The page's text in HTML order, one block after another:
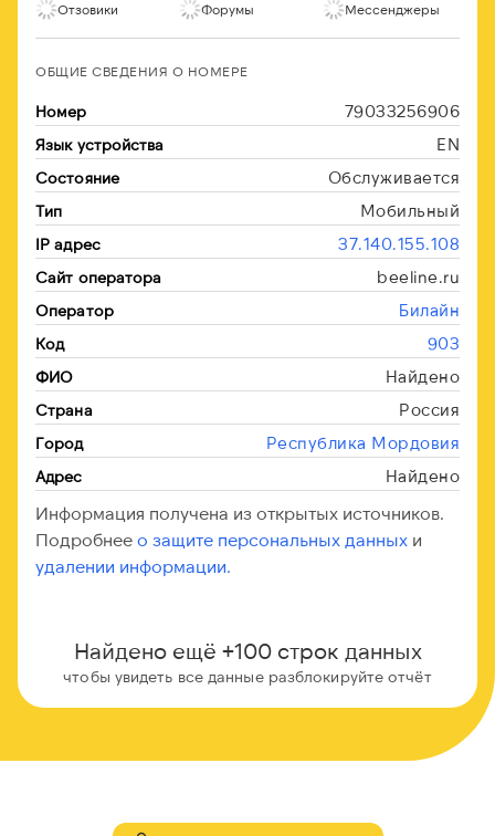
Отзовики Форумы Мессенджеры
ОБЩИЕ СВЕДЕНИЯ О НОМЕРЕ
Номер 79033256906
Язык устройства EN
Состояние Обслуживается
Тип Мобильный
IP адрес 37.140.155.108
Сайт оператора beeline.ru
Оператор Билайн
Код 903
ФИО Найдено
Страна Россия
Город Республика Мордовия
Адрес Найдено
Информация получена из открытых источников.
Подробнее о защите персональных данных и
удалении информации.
Найдено ещё +100 строк данных
чтобы увидеть все данные разблокируйте отчёт